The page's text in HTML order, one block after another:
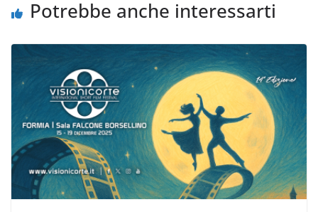
Potrebbe anche interessarti